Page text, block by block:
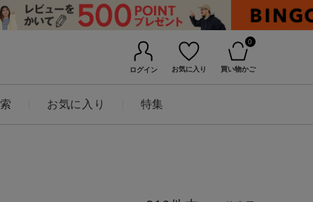
ログイン お気に入り
0
買い物かご
お気に入り 特集